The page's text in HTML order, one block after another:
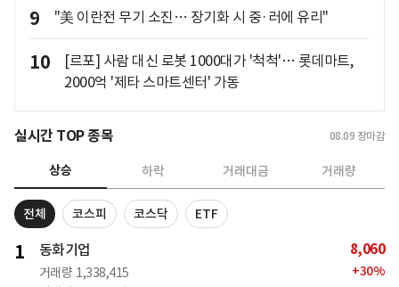
9 "美 이란전 무기 소진… 장기화 시 중·러에 유리"
10
[르포] 사람 대신 로봇 1000대가 '척척'… 롯데마트,
2000억 '제타 스마트센터' 가동
실시간 TOP 종목 08.09 장마감
상승 하락 거래대금 거래량
전체 코스피 코스닥 ETF
1 동화기업
거래량 1,338,415
8,060
+30%